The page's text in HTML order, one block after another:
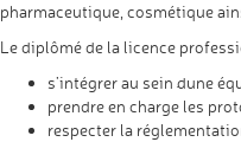
pharmaceutique, cosmétique
Le diplômé de la licence
s’intégrer au sein d´une
prendre en charge les
respecter la